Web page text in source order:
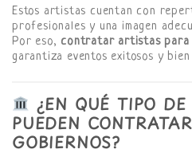
Estos artistas cuentan con
profesionales y una imagen
Por eso, contratar artistas para
garantiza eventos exitosos y
¿EN QUÉ TIPO DE
PUEDEN
GOBIERNOS?